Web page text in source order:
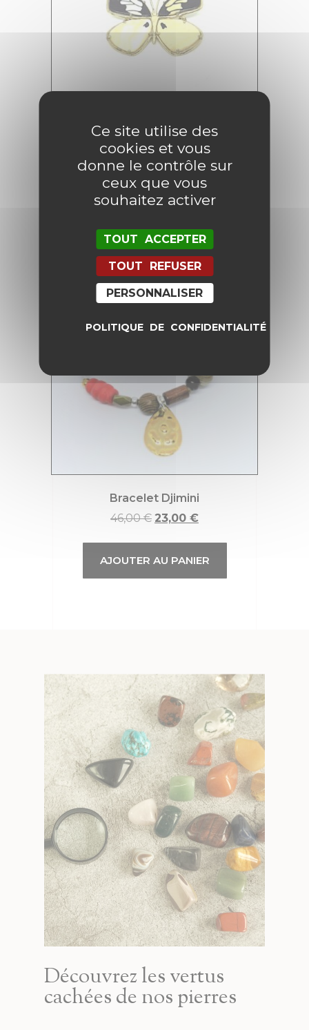
Broche Bicolore Mariposa
75,00 € 37,50€
AJOUTER AU PANIER
Promo !
Bracelet Djimini
46,00€ 23,00 €
AJOUTER AU PANIER
Découvrez les vertus
cachées de nos pierres
Ce site utilise des
cookies et vous
donne le contrôle sur
ceux que vous
souhaitez activer
TOUT ACCEPTER
TOUT REFUSER
PERSONNALISER
POLITIQUE DE CONFIDENTIALITÉ